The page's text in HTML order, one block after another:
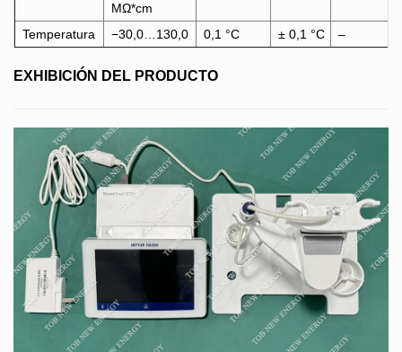
MΩ*cm
Temperatura
−30,0…130,0 0,1 °C ± 0,1 °C –
EXHIBICIÓN DEL PRODUCTO